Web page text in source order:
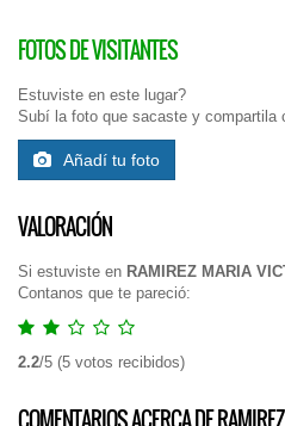
FOTOS DE VISITANTES
Estuviste en este lugar?
Subí la foto que sacaste y compartila
Añadí tu foto
VALORACIÓN
Si estuviste en RAMIREZ MARIA
Contanos que te pareció:
2.2/5 (5 votos recibidos)